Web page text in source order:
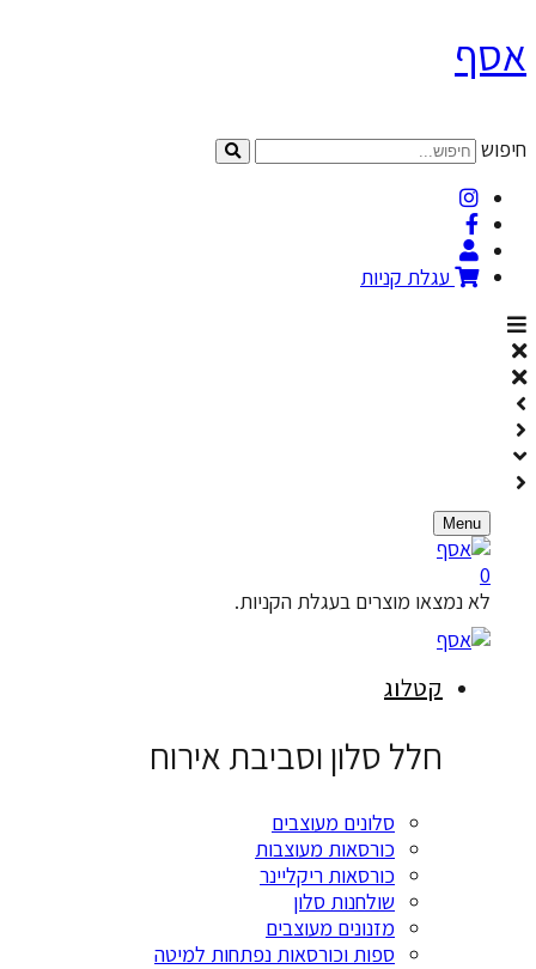
קניות
מוצרים בעגלת הקניות.
סלון וסביבת אירוח
סלונים מעוצבים
כורסאות מעוצבות
כורסאות ריקליינר
שולחנות סלון
מזנונים מעוצבים
ספות וכורסאות נפתחות למיטה